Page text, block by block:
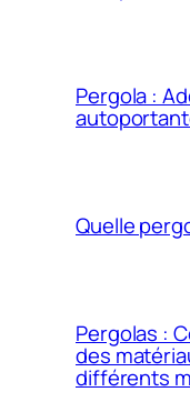
Pergola :
Quelle
Pergolas :
des
différents